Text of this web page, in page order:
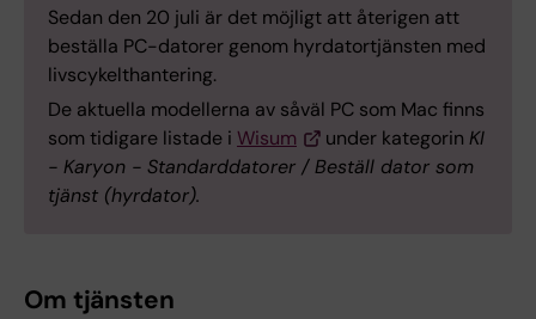
Sedan den 20 juli är det möjligt att återigen att
beställa PC-datorer genom hyrdatortjänsten med
livscykelthantering.
De aktuella modellerna av såväl PC som Mac finns
som tidigare listade i Wisum under kategorin KI
- Karyon - Standarddatorer / Beställ dator som
tjänst (hyrdator).
Om tjänsten